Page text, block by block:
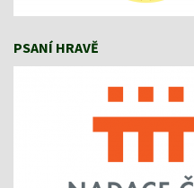
PSANÍ HRAVĚ